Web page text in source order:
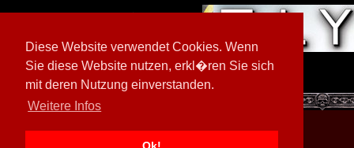
Diese Website verwendet Cookies. Wenn
Sie diese Website nutzen, erkl�ren Sie sich
mit deren Nutzung einverstanden.
Weitere Infos
[ 600026/M3]